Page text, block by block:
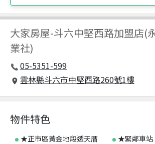
大家房屋-斗六中堅西路加盟店(
業社)
05-5351-599
雲林縣斗六市中堅西路260號1樓
物件特色
★正市區黃金地段透天厝
★緊鄰車站